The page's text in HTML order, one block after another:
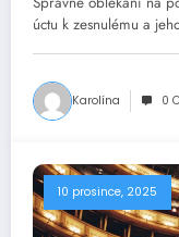
úctu k zesnulému a
Karolína 0
10 prosince, 2025